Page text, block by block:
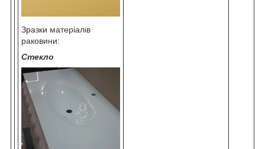
Зразки матеріалів
раковини:
Стекло